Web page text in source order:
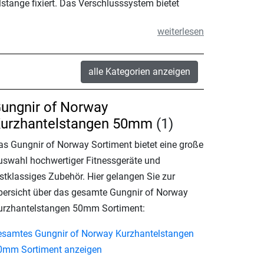
fixiert. Das Verschlusssystem bietet
weiterlesen
alle Kategorien anzeigen
of Norway
50mm (1)
Gungnir of Norway Sortiment bietet eine große
hochwertiger Fitnessgeräte und
Zubehör. Hier gelangen Sie zur
über das gesamte Gungnir of Norway
50mm Sortiment:
Gungnir of Norway Kurzhantelstangen
Sortiment anzeigen